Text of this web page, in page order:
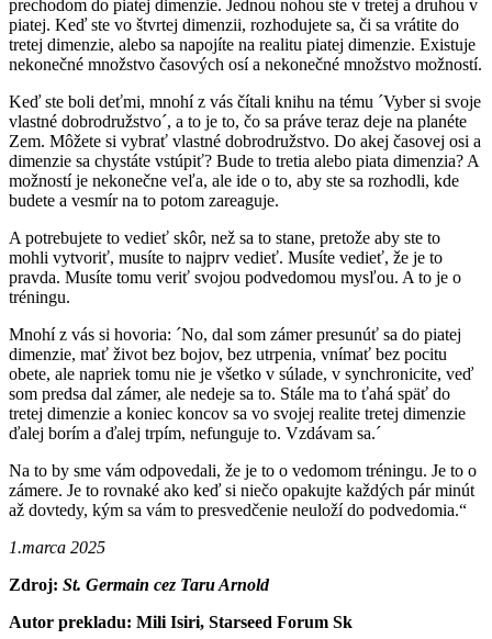
prechodom do piatej dimenzie. Jednou nohou ste v tretej a druhou v
piatej. Keď ste vo štvrtej dimenzii, rozhodujete sa, či sa vrátite do
tretej dimenzie, alebo sa napojíte na realitu piatej dimenzie. Existuje
nekonečné množstvo časových osí a nekonečné množstvo možností.
Keď ste boli deťmi, mnohí z vás čítali knihu na tému ´Vyber si svoje
vlastné dobrodružstvo´, a to je to, čo sa práve teraz deje na planéte
Zem. Môžete si vybrať vlastné dobrodružstvo. Do akej časovej osi a
dimenzie sa chystáte vstúpiť? Bude to tretia alebo piata dimenzia? A
možností je nekonečne veľa, ale ide o to, aby ste sa rozhodli, kde
budete a vesmír na to potom zareaguje.
A potrebujete to vedieť skôr, než sa to stane, pretože aby ste to
mohli vytvoriť, musíte to najprv vedieť. Musíte vedieť, že je to
pravda. Musíte tomu veriť svojou podvedomou mysľou. A to je o
tréningu.
Mnohí z vás si hovoria: ´No, dal som zámer presunúť sa do piatej
dimenzie, mať život bez bojov, bez utrpenia, vnímať bez pocitu
obete, ale napriek tomu nie je všetko v súlade, v synchronicite, veď
som predsa dal zámer, ale nedeje sa to. Stále ma to ťahá späť do
tretej dimenzie a koniec koncov sa vo svojej realite tretej dimenzie
ďalej borím a ďalej trpím, nefunguje to. Vzdávam sa.´
Na to by sme vám odpovedali, že je to o vedomom tréningu. Je to o
zámere. Je to rovnaké ako keď si niečo opakujte každých pár minút
až dovtedy, kým sa vám to presvedčenie neuloží do podvedomia.“
1.marca 2025
Zdroj: St. Germain cez Taru Arnold
Autor prekladu: Mili Isiri, Starseed Forum Sk